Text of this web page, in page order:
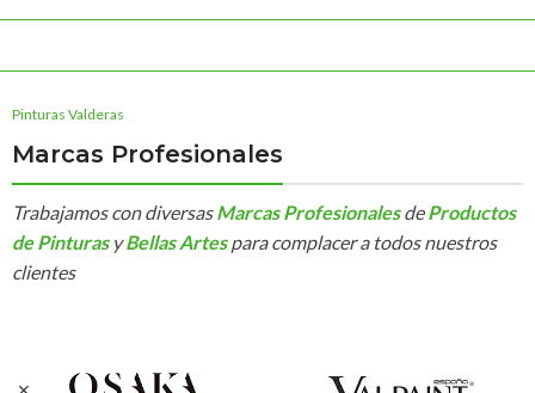
Pinturas Valderas
Marcas Profesionales
Trabajamos con diversasMarcas Profesionales deProductos
de Pinturas yBellas Artespara complacer a todos nuestros
clientes